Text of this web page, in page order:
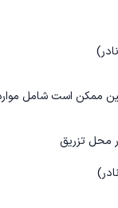
ممکن است شامل